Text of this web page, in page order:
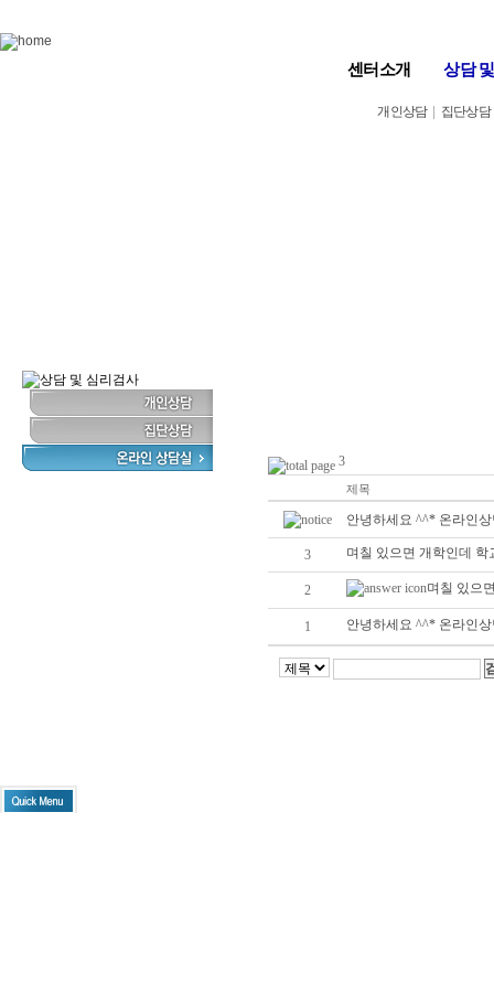
센터소개 상담
개인상담 집단상담
3
제목
안녕하세요 ^^* 온라인
3 며칠 있으면 개학인데 학
2 며칠 있으
1 안녕하세요 ^^* 온라인